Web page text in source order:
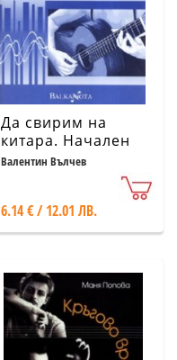
Да свирим на
китара. Начален
курс I част
Валентин Вълчев
6.14 € / 12.01 ЛВ.